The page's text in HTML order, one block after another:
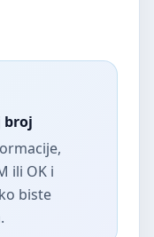
broj
ili OK i
biste